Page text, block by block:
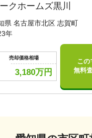
クホームズ黒川
県 名古屋市北区 志賀町
年
売却価格相場
3,180万円
この
無料